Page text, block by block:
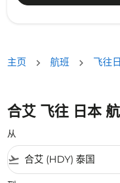
主页 航班 飞往
合艾 飞往 日本
从
flight_takeoff